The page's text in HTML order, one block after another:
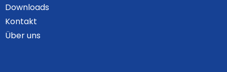
Downloads
Kontakt
Über uns